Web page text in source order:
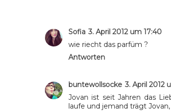
Sofia 3. April 2012 um 17:40
wie riecht das parfüm ?
Antworten
buntewollsocke 3. April 2012
Jovan ist seit Jahren das
laufe und jemand trägt